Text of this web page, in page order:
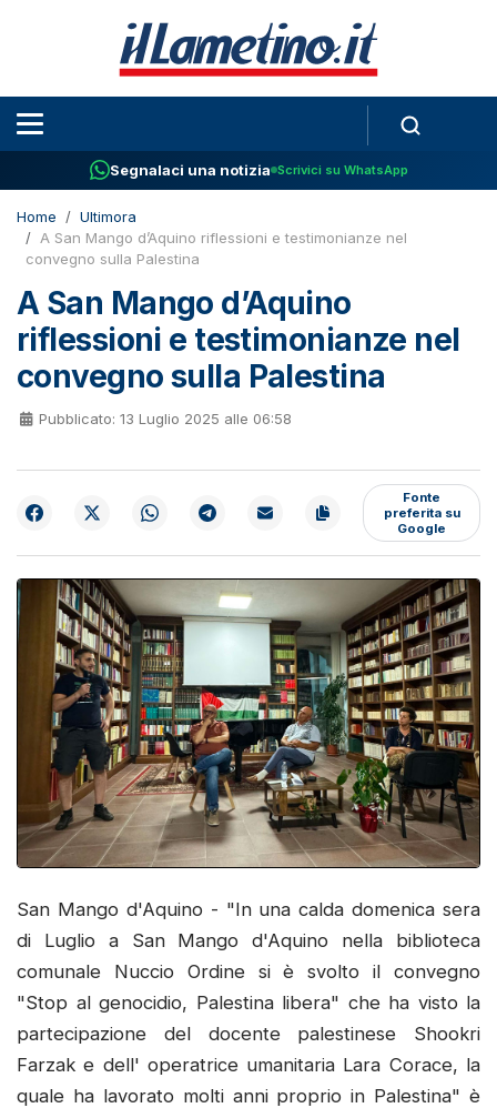
Segnalaci una notizia Scrivici su WhatsApp
Home
Ultimora
A San Mango d’Aquino riflessioni e testimonianze nel
convegno sulla Palestina
A San Mango d’Aquino
riflessioni e testimonianze nel
convegno sulla Palestina
Pubblicato: 13 Luglio 2025 alle 06:58
Fonte
preferita su
Google
San Mango d'Aquino - "In una calda domenica sera
di Luglio a San Mango d'Aquino nella biblioteca
comunale Nuccio Ordine si è svolto il convegno
"Stop al genocidio, Palestina libera" che ha visto la
partecipazione del docente palestinese Shookri
Farzak e dell' operatrice umanitaria Lara Corace, la
quale ha lavorato molti anni proprio in Palestina" è